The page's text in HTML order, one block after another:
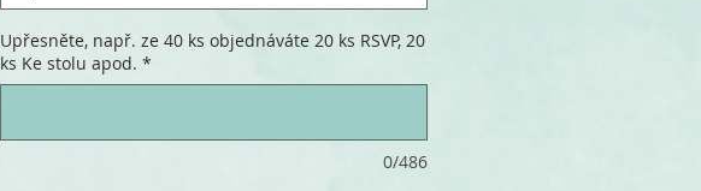
Upřesněte, např. ze 40 ks objednáváte 20 ks RSVP, 20
ks Ke stolu apod. *
0/486